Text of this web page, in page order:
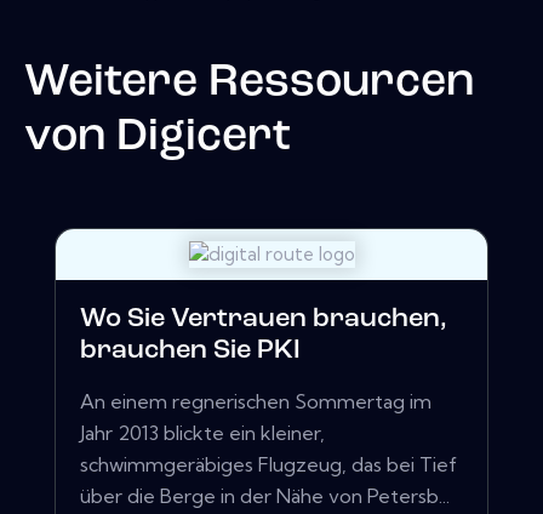
Weitere Ressourcen
von Digicert
Wo Sie Vertrauen brauchen,
brauchen Sie PKI
An einem regnerischen Sommertag im
Jahr 2013 blickte ein kleiner,
schwimmgeräbiges Flugzeug, das bei Tief
über die Berge in der Nähe von Petersb...